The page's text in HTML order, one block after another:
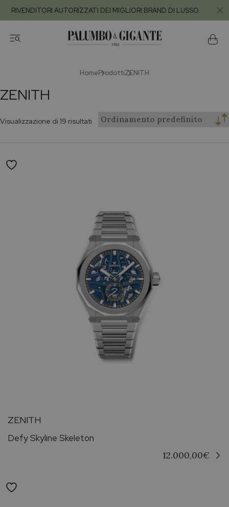
RIVENDITORI AUTORIZZATI DEI MIGLIORI BRAND DI LUSSO.
HomeProdottiZENITH
ZENITH
Visualizzazione di 19 risultati
ZENITH
Defy Skyline Skeleton
12.000,00€